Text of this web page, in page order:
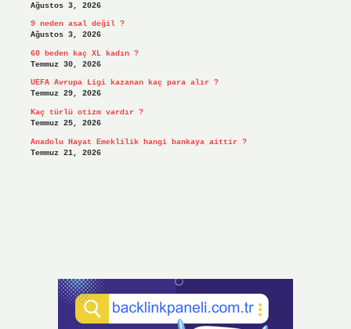
Ağustos 3, 2026
9 neden asal değil ?
Ağustos 3, 2026
60 beden kaç XL kadın ?
Temmuz 30, 2026
UEFA Avrupa Ligi kazanan kaç para alır ?
Temmuz 29, 2026
Kaç türlü otizm vardır ?
Temmuz 25, 2026
Anadolu Hayat Emeklilik hangi bankaya aittir ?
Temmuz 21, 2026